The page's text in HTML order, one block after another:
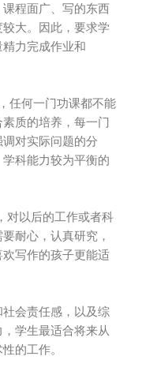
程面广、写的东西
大。因此，要求学
力完成作业和
任何一门功课都不能
质的培养，每一门
对实际问题的分
科能力较为平衡的
以后的工作或者科
耐心，认真研究，
写作的孩子更能适
会责任感，以及综
学生最适合将来从
的工作。